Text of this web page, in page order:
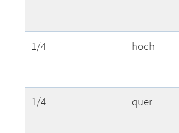
1/4 hoch
1/4 quer